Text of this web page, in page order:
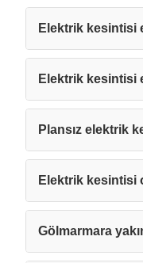
Elektrik kesintisi
Elektrik kesintisi
Plansız elektrik
Elektrik kesintisi
Gölmarmara